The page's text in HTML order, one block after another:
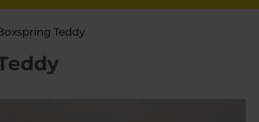
Teddy